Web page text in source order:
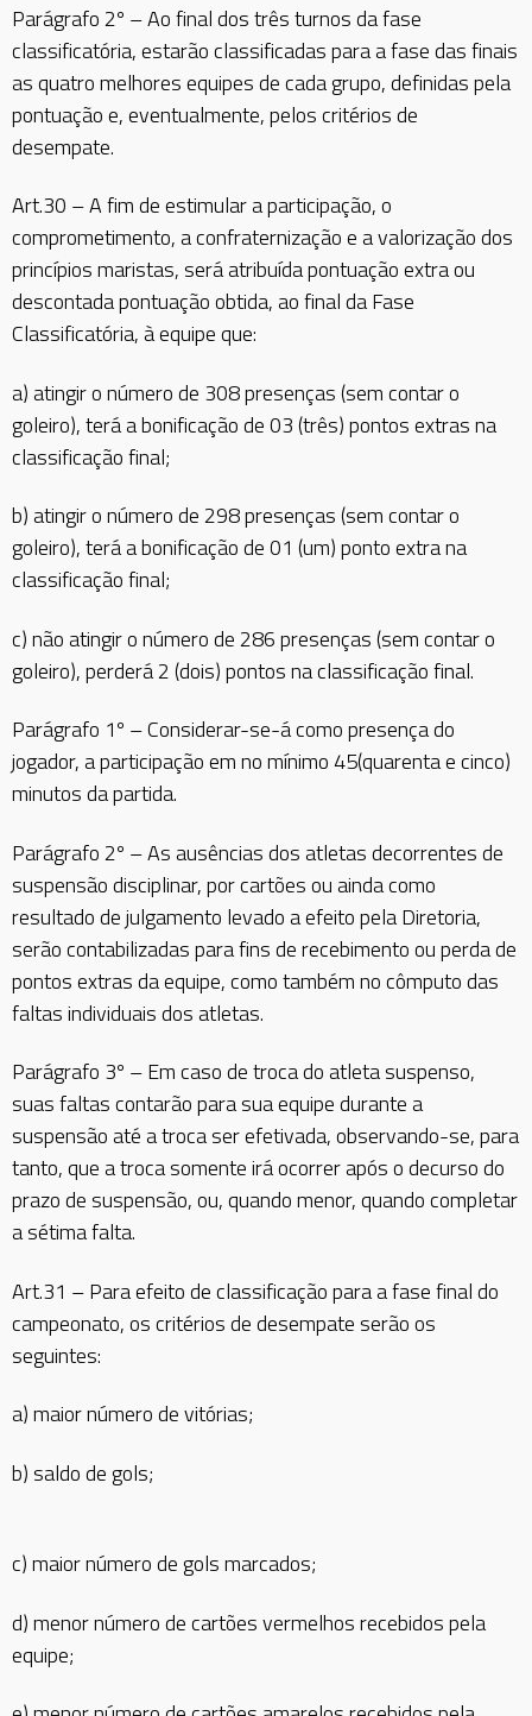
Parágrafo 2º – Ao final dos três turnos da fase
classificatória, estarão classificadas para a fase das finais
as quatro melhores equipes de cada grupo, definidas pela
pontuação e, eventualmente, pelos critérios de
desempate.
Art.30 – A fim de estimular a participação, o
comprometimento, a confraternização e a valorização dos
princípios maristas, será atribuída pontuação extra ou
descontada pontuação obtida, ao final da Fase
Classificatória, à equipe que:
a) atingir o número de 308 presenças (sem contar o
goleiro), terá a bonificação de 03 (três) pontos extras na
classificação final;
b) atingir o número de 298 presenças (sem contar o
goleiro), terá a bonificação de 01 (um) ponto extra na
classificação final;
c) não atingir o número de 286 presenças (sem contar o
goleiro), perderá 2 (dois) pontos na classificação final.
Parágrafo 1º – Considerar-se-á como presença do
jogador, a participação em no mínimo 45(quarenta e cinco)
minutos da partida.
Parágrafo 2º – As ausências dos atletas decorrentes de
suspensão disciplinar, por cartões ou ainda como
resultado de julgamento levado a efeito pela Diretoria,
serão contabilizadas para fins de recebimento ou perda de
pontos extras da equipe, como também no cômputo das
faltas individuais dos atletas.
Parágrafo 3º – Em caso de troca do atleta suspenso,
suas faltas contarão para sua equipe durante a
suspensão até a troca ser efetivada, observando-se, para
tanto, que a troca somente irá ocorrer após o decurso do
prazo de suspensão, ou, quando menor, quando completar
a sétima falta.
Art.31 – Para efeito de classificação para a fase final do
campeonato, os critérios de desempate serão os
seguintes:
a) maior número de vitórias;
b) saldo de gols;
c) maior número de gols marcados;
d) menor número de cartões vermelhos recebidos pela
equipe;